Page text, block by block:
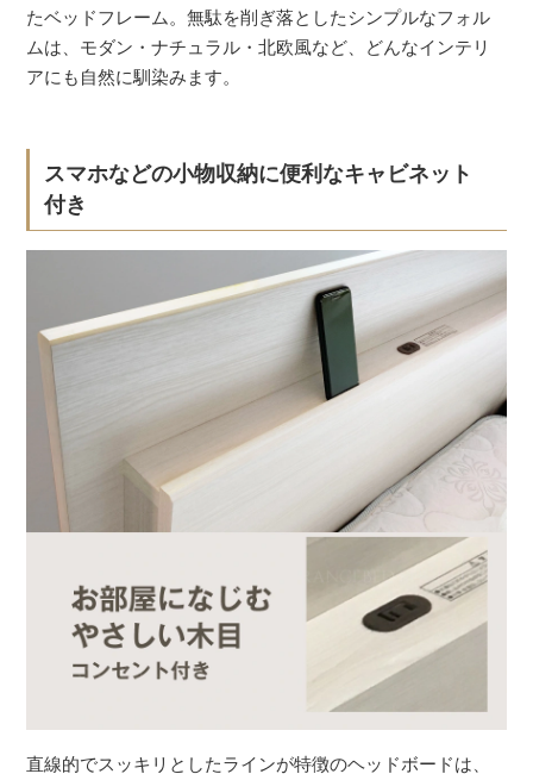
たベッドフレーム。無駄を削ぎ落としたシンプルなフォル
ムは、モダン・ナチュラル・北欧風など、どんなインテリ
アにも自然に馴染みます。
スマホなどの小物収納に便利なキャビネット
付き
直線的でスッキリとしたラインが特徴のヘッドボードは、